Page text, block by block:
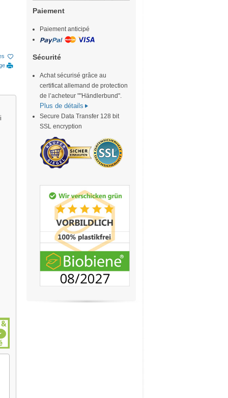
Paiement
Paiement anticipé
Sécurité
Achat sécurisé grâce au
certificat allemand de protection
de l’acheteur ""Händlerbund".
Plus de détails
Secure Data Transfer 128 bit
SSL encryption